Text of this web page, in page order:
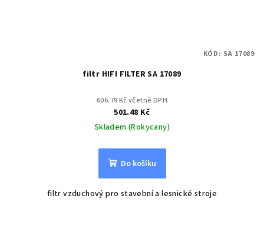
filtr HIFI FILTER SA 17089
606.79 Kč včetně DPH
501.48 Kč
Skladem (Rokycany)
Do košíku
filtr vzduchový pro stavební a lesnické stroje
KÓD: SA 17089